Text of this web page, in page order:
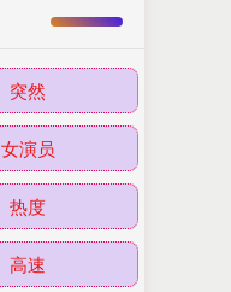
突然
女演员
热度
高速